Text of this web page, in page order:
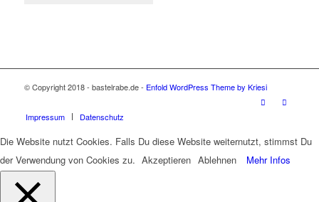
© Copyright 2018 - bastelrabe.de - Enfold WordPress Theme by Kriesi
Impressum Datenschutz
Die Website nutzt Cookies. Falls Du diese Website weiternutzt, stimmst Du
der Verwendung von Cookies zu. Akzeptieren Ablehnen Mehr Infos